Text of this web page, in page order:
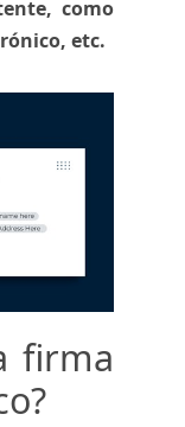
como
etc.
firma